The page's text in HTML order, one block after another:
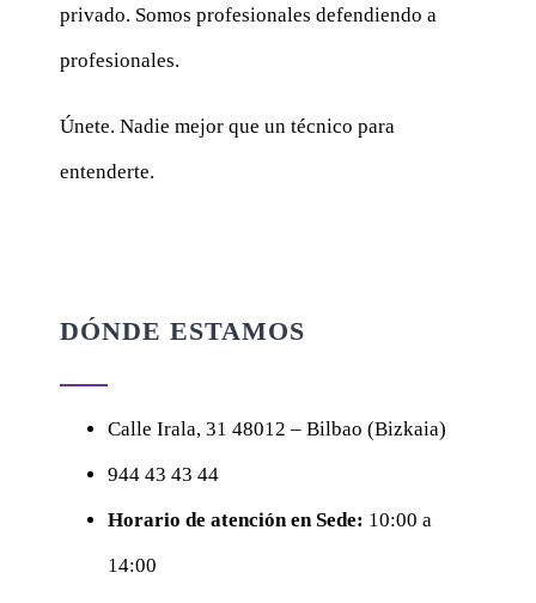
privado. Somos profesionales defendiendo a
profesionales.
Únete. Nadie mejor que un técnico para
entenderte.
DÓNDE ESTAMOS
Calle Irala, 31 48012 – Bilbao (Bizkaia)
944 43 43 44
Horario de atención en Sede: 10:00 a
14:00